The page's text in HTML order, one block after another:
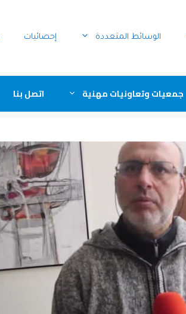
الوسائط المتعددة إحصائيات
جمعيات وتعاونيات مهنية اتصل بنا